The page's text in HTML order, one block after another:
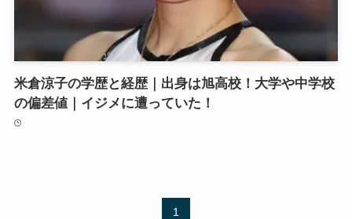
米倉涼子の学歴と経歴｜出身は旭高校！大学や中学校
の偏差値｜イジメに遭っていた！
1